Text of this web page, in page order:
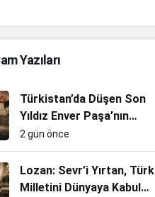
Yazıları
Türkistan’da Düşen Son
Yıldız Enver Paşa’nın
Ardından Bir Asrı Aşan
Sessizlik
2 gün önce
Lozan: Sevr’i Yırtan, Türk
Milletini Dünyaya Kabul